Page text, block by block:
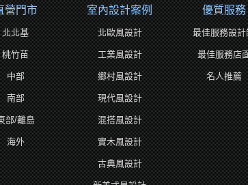
營門市
北北基
桃竹苗
中部
南部
部/離島
海外
室內設計案例
北歐風設計
工業風設計
鄉村風設計
現代風設計
混搭風設計
實木風設計
古典風設計
優質服務
最佳服務設計
最佳服務店
名人推薦